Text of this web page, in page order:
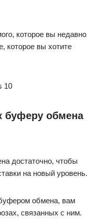
которое вы недавно
которое вы хотите
буферу обмена
достаточно, чтобы
на новый уровень.
обмена, вам
связанных с ним.